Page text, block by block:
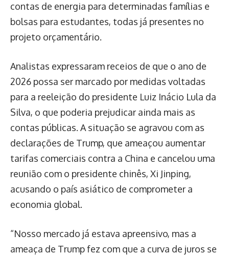
contas de energia para determinadas famílias e
bolsas para estudantes, todas já presentes no
projeto orçamentário.
Analistas expressaram receios de que o ano de
2026 possa ser marcado por medidas voltadas
para a reeleição do presidente Luiz Inácio Lula da
Silva, o que poderia prejudicar ainda mais as
contas públicas. A situação se agravou com as
declarações de Trump, que ameaçou aumentar
tarifas comerciais contra a China e cancelou uma
reunião com o presidente chinês, Xi Jinping,
acusando o país asiático de comprometer a
economia global.
“Nosso mercado já estava apreensivo, mas a
ameaça de Trump fez com que a curva de juros se